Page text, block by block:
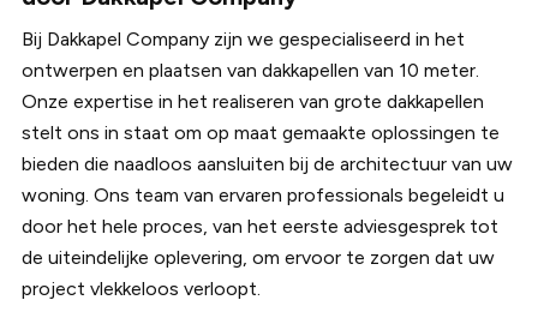
ervoor te zorgen dat de dakkapel het uiterlijk van de
woning behoudt zonder grote veranderingen aan de
constructie.
Bij Dakkapel Company zijn we gespecialiseerd in het
ontwerpen en plaatsen van dakkapellen van 10 meter.
Onze expertise in het realiseren van grote dakkapellen
stelt ons in staat om op maat gemaakte oplossingen te
bieden die naadloos aansluiten bij de architectuur van uw
woning. Ons team van ervaren professionals begeleidt u
door het hele proces, van het eerste adviesgesprek tot
de uiteindelijke oplevering, om ervoor te zorgen dat uw
project vlekkeloos verloopt.